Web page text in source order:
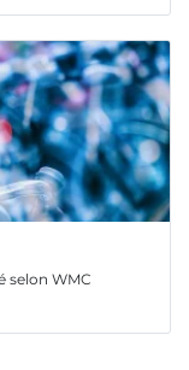
selon WMC